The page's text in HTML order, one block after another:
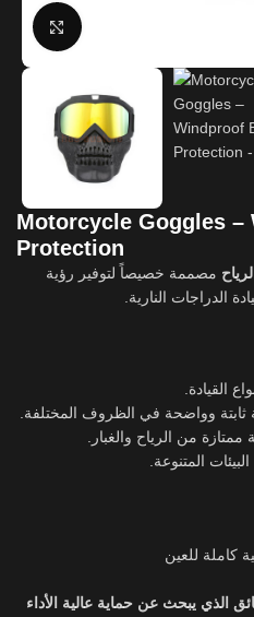
Click to enlarge
Motorcycle Goggles –
Protection
مصممة خصيصاً لتوفير رؤية
الدراجات النارية.
القيادة.
وواضحة في الظروف المختلفة.
من الرياح والغبار.
المتنوعة.
كاملة للعين
الذي يبحث عن حماية عالية الأداء